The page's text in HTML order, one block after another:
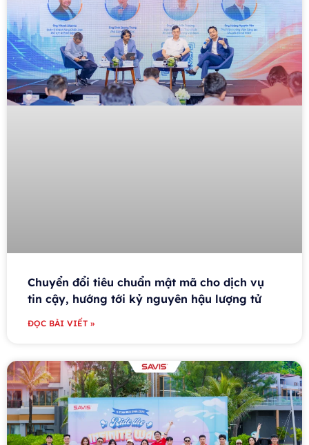
Chuyển đổi tiêu chuẩn mật mã cho dịch vụ
tin cậy, hướng tới kỷ nguyên hậu lượng tử
ĐỌC BÀI VIẾT »